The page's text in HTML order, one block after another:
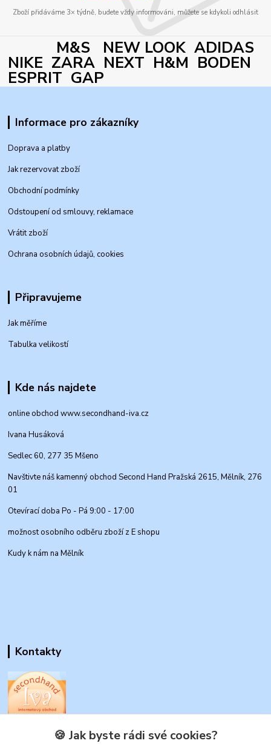
Zboží přidáváme 3× týdně, budete vždy informováni, můžete se kdykoli odhlásit
M&S NEW LOOK ADIDAS
NIKE ZARA NEXT H&M BODEN
ESPRIT GAP
Informace pro zákazníky
Doprava a platby
Jak rezervovat zboží
Obchodní podmínky
Odstoupení od smlouvy, reklamace
Vrátit zboží
Ochrana osobních údajů, cookies
Připravujeme
Jak měříme
Tabulka velikostí
Kde nás najdete
online obchod www.secondhand-iva.cz
Ivana Husáková
Sedlec 60, 277 35 Mšeno
Navštivte náš kamenný obchod Second Hand Pražská 2615, Mělník, 276
01
Otevírací doba Po - Pá 9:00 - 17:00
možnost osobního odběru zboží z E shopu
Kudy k nám na Mělník
Kontakty
www.secondhand-iva.cz🍪 Jak byste rádi své cookies?